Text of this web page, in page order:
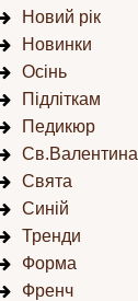
Новий рік
Новинки
Осінь
Підліткам
Педикюр
Св.Валентина
Свята
Синій
Тренди
Форма
Френч